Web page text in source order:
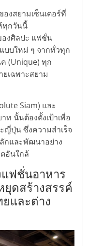
งสยามเซ็นเตอร์ที่
ทุกวันนี้
องศิลปะ แฟชั่น
บบใหม่ ๆ จากทั่วทุก
(Unique) ทุก
เฉพาะสยาม
Siam) และ
ท นั้นต้องตั้งเป้าเพื่อ
ญี่ปุ่น ซึ่งความสำเร็จ
กและพัฒนาอย่าง
อันใกล้
แฟชั่นอาหาร
ดสร้างสรรค์
และต่าง